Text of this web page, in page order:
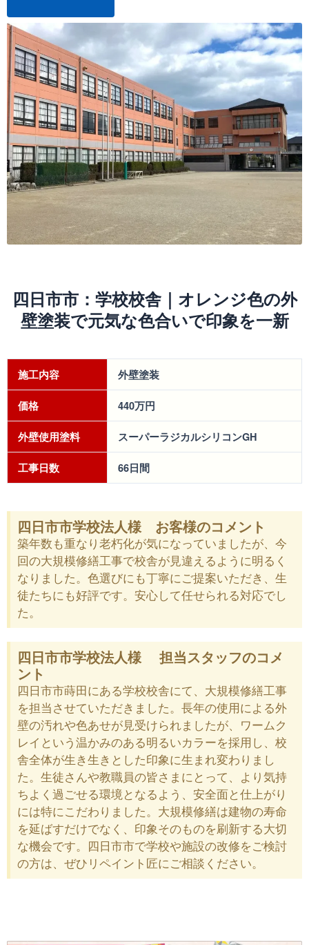
四日市市：学校校舎｜オレンジ色の外
壁塗装で元気な色合いで印象を一新
施工内容 外壁塗装
価格 440万円
外壁使用塗料 スーパーラジカルシリコンGH
工事日数 66日間
四日市市学校法人様 お客様のコメント
築年数も重なり老朽化が気になっていましたが、今
回の大規模修繕工事で校舎が見違えるように明るく
なりました。色選びにも丁寧にご提案いただき、生
徒たちにも好評です。安心して任せられる対応でし
た。
四日市市学校法人様 担当スタッフのコメ
ント
四日市市蒔田にある学校校舎にて、大規模修繕工事
を担当させていただきました。長年の使用による外
壁の汚れや色あせが見受けられましたが、ワームク
レイという温かみのある明るいカラーを採用し、校
舎全体が生き生きとした印象に生まれ変わりまし
た。生徒さんや教職員の皆さまにとって、より気持
ちよく過ごせる環境となるよう、安全面と仕上がり
には特にこだわりました。大規模修繕は建物の寿命
を延ばすだけでなく、印象そのものを刷新する大切
な機会です。四日市市で学校や施設の改修をご検討
の方は、ぜひリペイント匠にご相談ください。